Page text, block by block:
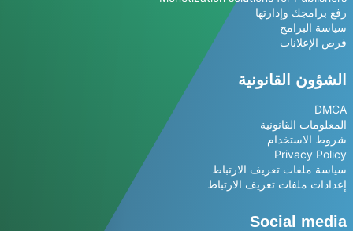
رفع برامجك وإدارتها
سياسة البرامج
فرص الإعلانات
الشؤون القانونية
DMCA
المعلومات القانونية
شروط الاستخدام
Privacy Policy
سياسة ملفات تعريف الارتباط
إعدادات ملفات تعريف الارتباط
Social media